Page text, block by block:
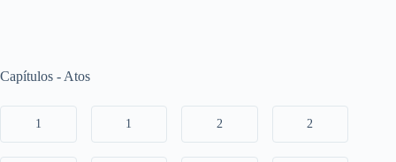
Capítulos - Atos
1 1 2 2